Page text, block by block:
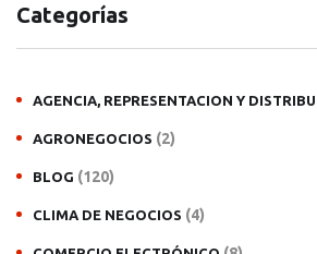
Categorías
AGENCIA, REPRESENTACION Y
AGRONEGOCIOS (2)
BLOG (120)
CLIMA DE NEGOCIOS (4)